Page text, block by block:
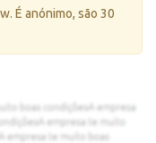
É anónimo, são 30